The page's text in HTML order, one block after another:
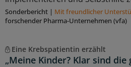
Sonderbericht | Mit freundlicher
forschender Pharma-Unternehmen (vfa)
Eine Krebspatientin erzählt
„Meine Kinder? Klar sind die